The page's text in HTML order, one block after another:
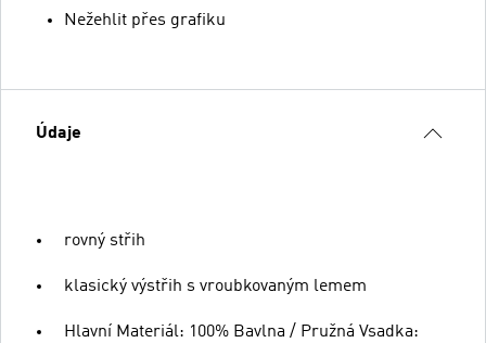
Nežehlit přes grafiku
Údaje
rovný střih
klasický výstřih s vroubkovaným lemem
Hlavní Materiál: 100% Bavlna / Pružná Vsadka: